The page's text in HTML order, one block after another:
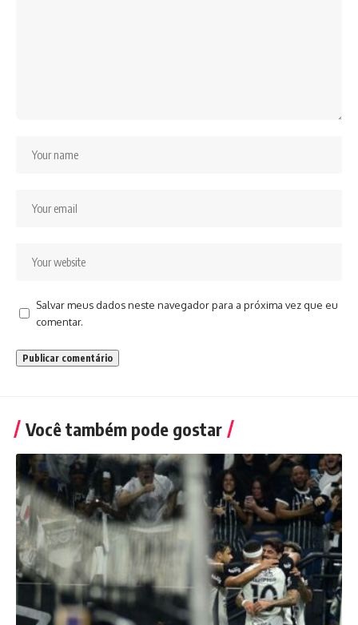
Salvar meus dados neste navegador para a próxima vez que eu
comentar.
Você também pode gostar